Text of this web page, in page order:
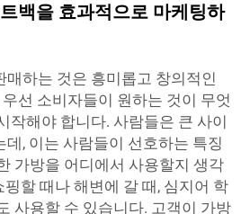
백을 효과적으로 마케팅하
매하는 것은 흥미롭고 창의적인
선 소비자들이 원하는 것이 무엇
작해야 합니다. 사람들은 큰 사이
, 이는 사람들이 선호하는 특징
가방을 어디에서 사용할지 생각
할 때나 해변에 갈 때, 심지어 학
사용할 수 있습니다. 고객이 가방